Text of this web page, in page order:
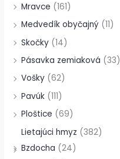
Mravce (161)
Medvedík obyčajný (11)
Skočky (14)
Pásavka zemiaková (33)
Vošky (62)
Pavúk (111)
Ploštice (69)
Lietajúci hmyz (382)
Bzdocha (24)